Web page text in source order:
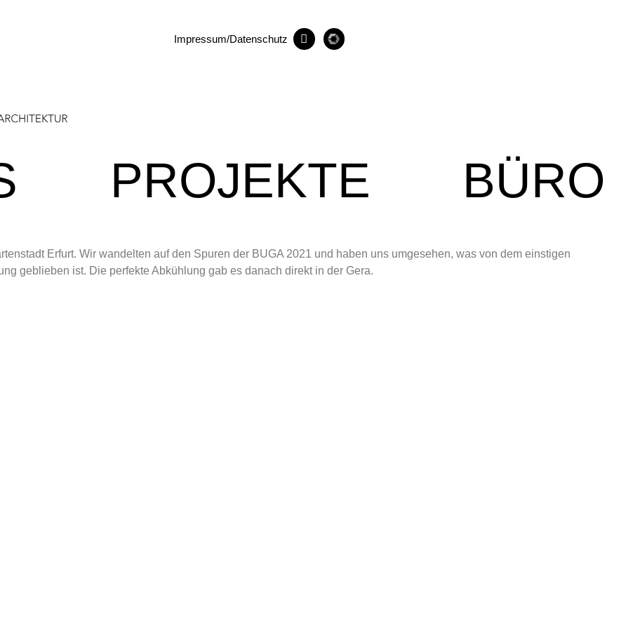
Impressum/Datenschutz
PROJEKTE BÜRO
Erfurt. Wir wandelten auf den Spuren der BUGA 2021 und haben uns umgesehen, was von dem einstigen
geblieben ist. Die perfekte Abkühlung gab es danach direkt in der Gera.